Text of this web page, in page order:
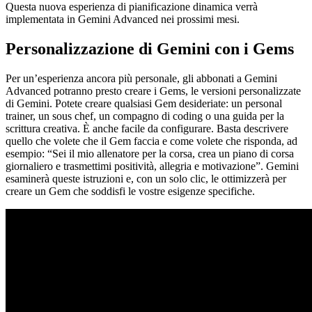
Questa nuova esperienza di pianificazione dinamica verrà
implementata in Gemini Advanced nei prossimi mesi.
Personalizzazione di Gemini con i Gems
Per un’esperienza ancora più personale, gli abbonati a Gemini
Advanced potranno presto creare i Gems, le versioni personalizzate
di Gemini. Potete creare qualsiasi Gem desideriate: un personal
trainer, un sous chef, un compagno di coding o una guida per la
scrittura creativa. È anche facile da configurare. Basta descrivere
quello che volete che il Gem faccia e come volete che risponda, ad
esempio: “Sei il mio allenatore per la corsa, crea un piano di corsa
giornaliero e trasmettimi positività, allegria e motivazione”. Gemini
esaminerà queste istruzioni e, con un solo clic, le ottimizzerà per
creare un Gem che soddisfi le vostre esigenze specifiche.